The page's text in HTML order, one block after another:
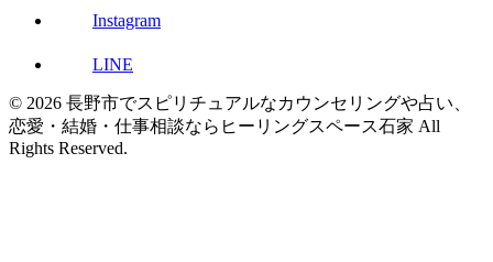
Instagram
LINE
© 2026 長野市でスピリチュアルなカウンセリングや占い、
恋愛・結婚・仕事相談ならヒーリングスペース石家 All
Rights Reserved.